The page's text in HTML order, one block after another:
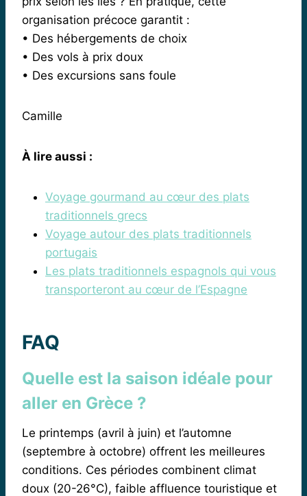
organisation précoce garantit :
• Des hébergements de choix
• Des vols à prix doux
• Des excursions sans foule
Camille
À lire aussi :
Voyage gourmand au cœur des plats
traditionnels grecs
Voyage autour des plats traditionnels
portugais
Les plats traditionnels espagnols qui vous
transporteront au cœur de l’Espagne
FAQ
Quelle est la saison idéale pour
aller en Grèce ?
Le printemps (avril à juin) et l’automne
(septembre à octobre) offrent les meilleures
conditions. Ces périodes combinent climat
doux (20-26°C), faible affluence touristique et